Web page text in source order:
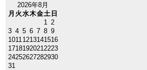
2026年8月
月 火水木金土 日
1
2
3 4 5 6 7 8 9
1011 1213141516
1718192021 2223
24252627282930
31